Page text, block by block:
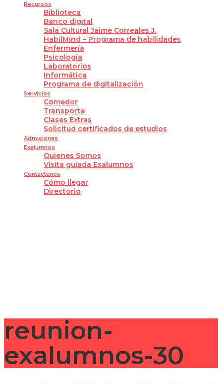
Recursos
Biblioteca
Banco digital
Sala Cultural Jaime Correales J.
HabilMind – Programa de habilidades
Enfermería
Psicología
Laboratorios
Informática
Programa de digitalización
Servicios
Comedor
Transporte
Clases Extras
Solicitud certificados de estudios
Admisiones
Exalumnos
Quienes Somos
Visita guiada Exalumnos
Contáctenos
Cómo llegar
Directorio
reunion-
exalumnos-30